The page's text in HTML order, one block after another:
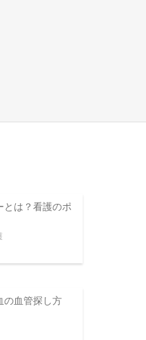
とは？看護のポ
の血管探し方